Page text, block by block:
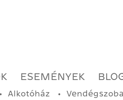
ESEMÉNYEK
Alkotóház Vendégszoba